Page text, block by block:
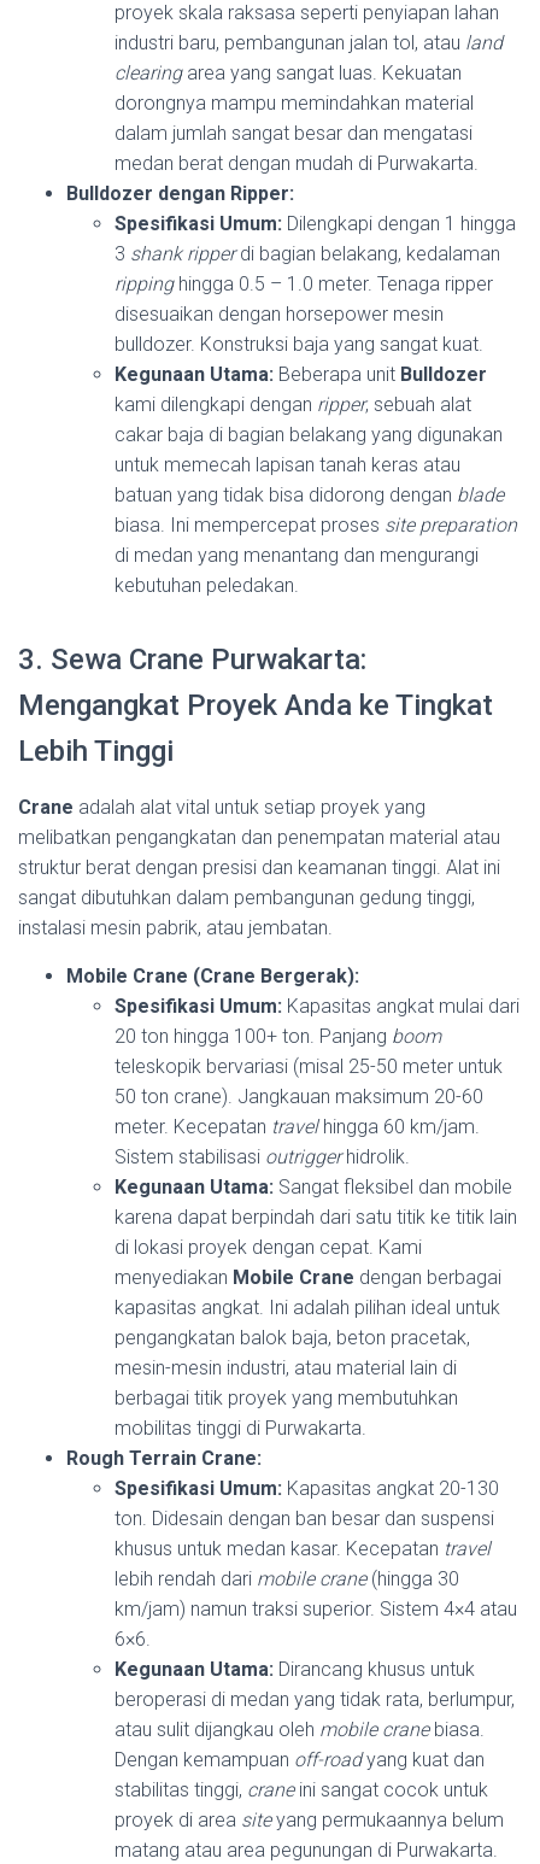
proyek skala raksasa seperti penyiapan lahan
industri baru, pembangunan jalan tol, atau land
clearingarea yang sangat luas. Kekuatan
dorongnya mampu memindahkan material
dalam jumlah sangat besar dan mengatasi
medan berat dengan mudah di Purwakarta.
Bulldozer dengan Ripper:
Spesifikasi Umum: Dilengkapi dengan 1 hingga
3 shank ripperdi bagian belakang, kedalaman
rippinghingga 0.5 – 1.0 meter. Tenaga ripper
disesuaikan dengan horsepower mesin
bulldozer. Konstruksi baja yang sangat kuat.
Kegunaan Utama: Beberapa unit Bulldozer
kami dilengkapi dengan ripper, sebuah alat
cakar baja di bagian belakang yang digunakan
untuk memecah lapisan tanah keras atau
batuan yang tidak bisa didorong dengan blade
biasa. Ini mempercepat proses site preparation
di medan yang menantang dan mengurangi
kebutuhan peledakan.
3. Sewa Crane Purwakarta:
Mengangkat Proyek Anda ke Tingkat
Lebih Tinggi
Crane adalah alat vital untuk setiap proyek yang
melibatkan pengangkatan dan penempatan material atau
struktur berat dengan presisi dan keamanan tinggi. Alat ini
sangat dibutuhkan dalam pembangunan gedung tinggi,
instalasi mesin pabrik, atau jembatan.
Mobile Crane (Crane Bergerak):
Spesifikasi Umum: Kapasitas angkat mulai dari
20 ton hingga 100+ ton. Panjang boom
teleskopik bervariasi (misal 25-50 meter untuk
50 ton crane). Jangkauan maksimum 20-60
meter. Kecepatan travelhingga 60 km/jam.
Sistem stabilisasi outriggerhidrolik.
Kegunaan Utama: Sangat fleksibel dan mobile
karena dapat berpindah dari satu titik ke titik lain
di lokasi proyek dengan cepat. Kami
menyediakan Mobile Crane dengan berbagai
kapasitas angkat. Ini adalah pilihan ideal untuk
pengangkatan balok baja, beton pracetak,
mesin-mesin industri, atau material lain di
berbagai titik proyek yang membutuhkan
mobilitas tinggi di Purwakarta.
Rough Terrain Crane:
Spesifikasi Umum: Kapasitas angkat 20-130
ton. Didesain dengan ban besar dan suspensi
khusus untuk medan kasar. Kecepatan travel
lebih rendah dari mobile crane(hingga 30
km/jam) namun traksi superior. Sistem 4×4 atau
6×6.
Kegunaan Utama: Dirancang khusus untuk
beroperasi di medan yang tidak rata, berlumpur,
atau sulit dijangkau oleh mobile cranebiasa.
Dengan kemampuan off-roadyang kuat dan
stabilitas tinggi, craneini sangat cocok untuk
proyek di area siteyang permukaannya belum
matang atau area pegunungan di Purwakarta.